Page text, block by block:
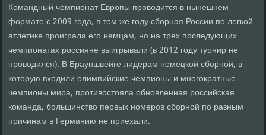
Командный чемпионат Европы проводится в нынешнем
формате с 2009 года, в том же году сборная России по легкой
атлетике проиграла его немцам, но на трех последующих
чемпионатах россияне выигрывали (в 2012 году турнир не
проводился). В Брауншвейге лидерам немецкой сборной, в
которую входили олимпийские чемпионы и многократные
чемпионы мира, противостояла обновленная российская
команда, большинство первых номеров сборной по разным
причинам в Германию не приехали.